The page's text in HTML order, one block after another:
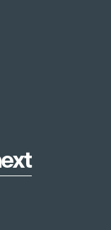
ext